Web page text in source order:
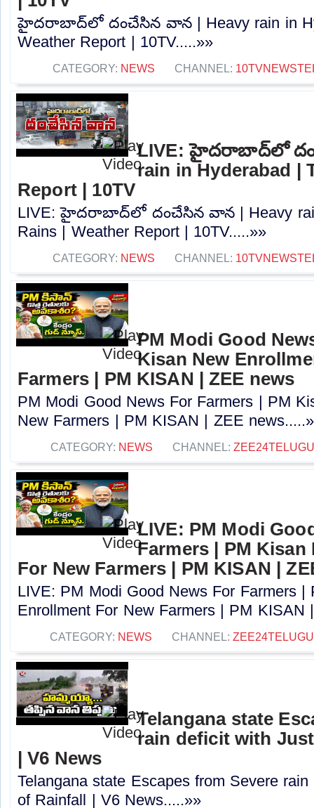
హైదరాబాద్‌లో దంచేసిన వాన | Heavy rain in
Weather Report | 10TV.....»»
CATEGORY: NEWS CHANNEL:
LIVE: హైదరాబాద్‌లో
rain in Hyderabad |
Report | 10TV
LIVE: హైదరాబాద్‌లో దంచేసిన వాన | Heavy rain
Rains | Weather Report | 10TV.....»»
CATEGORY: NEWS CHANNEL:
PM Modi Good
Kisan New
Farmers | PM KISAN | ZEE news
PM Modi Good News For Farmers | PM
New Farmers | PM KISAN | ZEE
CATEGORY: NEWS CHANNEL:
LIVE: PM Modi
Farmers | PM
For New Farmers | PM KISAN |
LIVE: PM Modi Good News For Farmers |
Enrollment For New Farmers | PM KISAN
CATEGORY: NEWS CHANNEL:
Telangana state
rain deficit with
| V6 News
Telangana state Escapes from Severe
of Rainfall | V6 News.....»»